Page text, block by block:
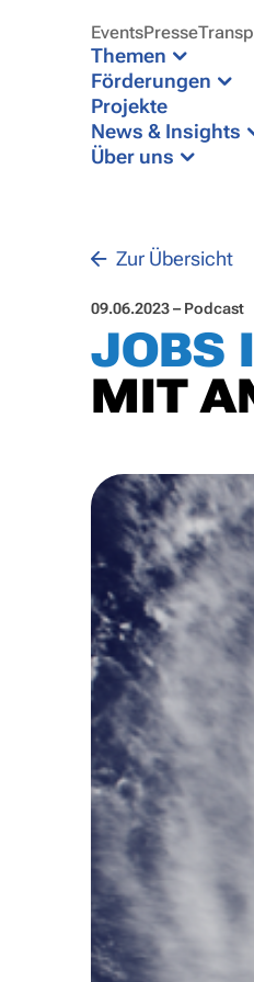
EventsPresse
Themen
Förderungen
Projekte
News & Insights
Über uns
Zur Übersicht
09.06.2023 – Podcast
JOBS
MIT